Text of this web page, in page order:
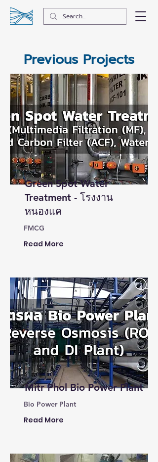
Previous Projects
Green Spot Water
Treatment - โรงงาน
หนองแค
FMCG
Read More
Mitr Phol Bio Power Plant
Bio Power Plant
Read More